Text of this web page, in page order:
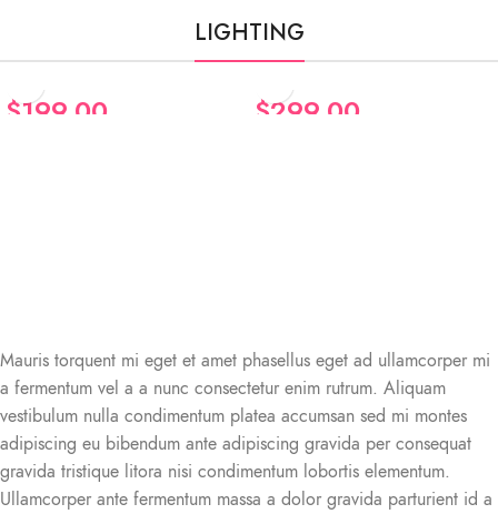
LIGHTING
$199.00 $299.00
Mauris torquent mi eget et amet phasellus eget ad ullamcorper mi
a fermentum vel a a nunc consectetur enim rutrum. Aliquam
vestibulum nulla condimentum platea accumsan sed mi montes
adipiscing eu bibendum ante adipiscing gravida per consequat
gravida tristique litora nisi condimentum lobortis elementum.
Ullamcorper ante fermentum massa a dolor gravida parturient id a